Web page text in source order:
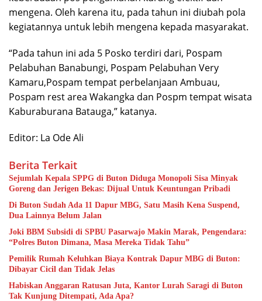
mengena. Oleh karena itu, pada tahun ini diubah pola
kegiatannya untuk lebih mengena kepada masyarakat.
“Pada tahun ini ada 5 Posko terdiri dari, Pospam
Pelabuhan Banabungi, Pospam Pelabuhan Very
Kamaru,Pospam tempat perbelanjaan Ambuau,
Pospam rest area Wakangka dan Pospm tempat wisata
Kaburaburana Batauga,” katanya.
Editor: La Ode Ali
Berita Terkait
Sejumlah Kepala SPPG di Buton Diduga Monopoli Sisa Minyak
Goreng dan Jerigen Bekas: Dijual Untuk Keuntungan Pribadi
Di Buton Sudah Ada 11 Dapur MBG, Satu Masih Kena Suspend,
Dua Lainnya Belum Jalan
Joki BBM Subsidi di SPBU Pasarwajo Makin Marak, Pengendara:
“Polres Buton Dimana, Masa Mereka Tidak Tahu”
Pemilik Rumah Keluhkan Biaya Kontrak Dapur MBG di Buton:
Dibayar Cicil dan Tidak Jelas
Habiskan Anggaran Ratusan Juta, Kantor Lurah Saragi di Buton
Tak Kunjung Ditempati, Ada Apa?